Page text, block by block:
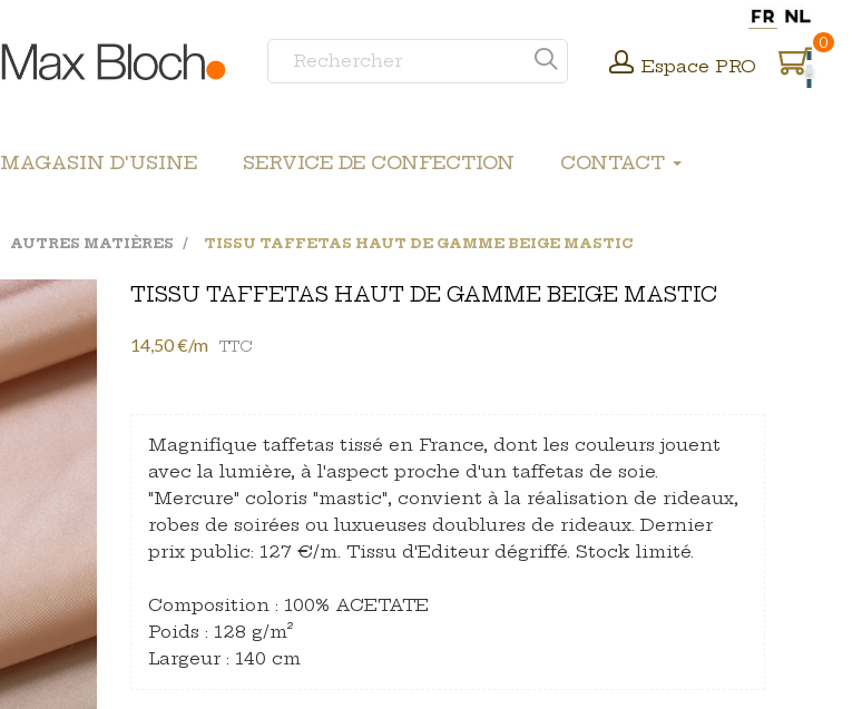
Espace PRO
0
MAGASIN D'USINE SERVICE DE CONFECTION CONTACT
AUTRES MATIÈRES TISSU TAFFETAS HAUT DE GAMME BEIGE MASTIC
TISSU TAFFETAS HAUT DE GAMME BEIGE MASTIC
14,50 €/m TTC
Magnifique taffetas tissé en France, dont les couleurs jouent
avec la lumière, à l'aspect proche d'un taffetas de soie.
"Mercure" coloris "mastic", convient à la réalisation de rideaux,
robes de soirées ou luxueuses doublures de rideaux. Dernier
prix public: 127 €/m. Tissu d'Editeur dégriffé. Stock limité.
Composition : 100% ACETATE
Poids : 128 g/m²
Largeur : 140 cm